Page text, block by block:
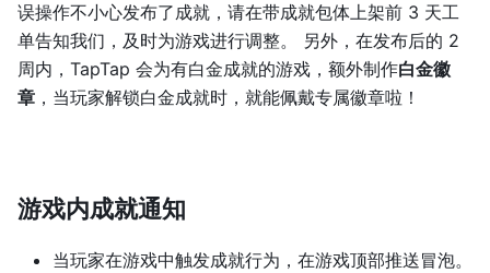
误操作不小心发布了成就，请在带成就包体上架前 3 天工
单告知我们，及时为游戏进行调整。 另外，在发布后的 2
周内，TapTap 会为有白金成就的游戏，额外制作白金徽
章 ，当玩家解锁白金成就时，就能佩戴专属徽章啦！
游戏内成就通知
当玩家在游戏中触发成就行为，在游戏顶部推送冒泡。